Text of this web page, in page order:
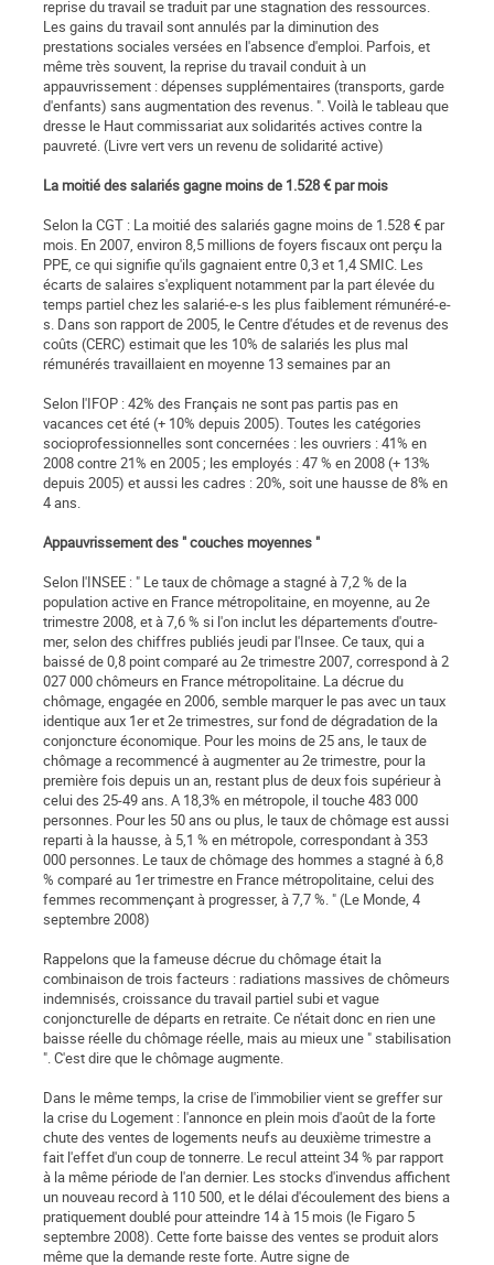
reprise du travail se traduit par une stagnation des ressources.
Les gains du travail sont annulés par la diminution des
prestations sociales versées en l'absence d'emploi. Parfois, et
même très souvent, la reprise du travail conduit à un
appauvrissement : dépenses supplémentaires (transports, garde
d'enfants) sans augmentation des revenus. ". Voilà le tableau que
dresse le Haut commissariat aux solidarités actives contre la
pauvreté. (Livre vert vers un revenu de solidarité active)
La moitié des salariés gagne moins de 1.528 € par mois
Selon la CGT : La moitié des salariés gagne moins de 1.528 € par
mois. En 2007, environ 8,5 millions de foyers fiscaux ont perçu la
PPE, ce qui signifie qu'ils gagnaient entre 0,3 et 1,4 SMIC. Les
écarts de salaires s'expliquent notamment par la part élevée du
temps partiel chez les salarié-e-s les plus faiblement rémunéré-e-
s. Dans son rapport de 2005, le Centre d'études et de revenus des
coûts (CERC) estimait que les 10% de salariés les plus mal
rémunérés travaillaient en moyenne 13 semaines par an
Selon l'IFOP : 42% des Français ne sont pas partis pas en
vacances cet été (+ 10% depuis 2005). Toutes les catégories
socioprofessionnelles sont concernées : les ouvriers : 41% en
2008 contre 21% en 2005 ; les employés : 47 % en 2008 (+ 13%
depuis 2005) et aussi les cadres : 20%, soit une hausse de 8% en
4 ans.
Appauvrissement des " couches moyennes "
Selon l'INSEE : " Le taux de chômage a stagné à 7,2 % de la
population active en France métropolitaine, en moyenne, au 2e
trimestre 2008, et à 7,6 % si l'on inclut les départements d'outre-
mer, selon des chiffres publiés jeudi par l'Insee. Ce taux, qui a
baissé de 0,8 point comparé au 2e trimestre 2007, correspond à 2
027 000 chômeurs en France métropolitaine. La décrue du
chômage, engagée en 2006, semble marquer le pas avec un taux
identique aux 1er et 2e trimestres, sur fond de dégradation de la
conjoncture économique. Pour les moins de 25 ans, le taux de
chômage a recommencé à augmenter au 2e trimestre, pour la
première fois depuis un an, restant plus de deux fois supérieur à
celui des 25-49 ans. A 18,3% en métropole, il touche 483 000
personnes. Pour les 50 ans ou plus, le taux de chômage est aussi
reparti à la hausse, à 5,1 % en métropole, correspondant à 353
000 personnes. Le taux de chômage des hommes a stagné à 6,8
% comparé au 1er trimestre en France métropolitaine, celui des
femmes recommençant à progresser, à 7,7 %. " (Le Monde, 4
septembre 2008)
Rappelons que la fameuse décrue du chômage était la
combinaison de trois facteurs : radiations massives de chômeurs
indemnisés, croissance du travail partiel subi et vague
conjoncturelle de départs en retraite. Ce n'était donc en rien une
baisse réelle du chômage réelle, mais au mieux une " stabilisation
". C'est dire que le chômage augmente.
Dans le même temps, la crise de l'immobilier vient se greffer sur
la crise du Logement : l'annonce en plein mois d'août de la forte
chute des ventes de logements neufs au deuxième trimestre a
fait l'effet d'un coup de tonnerre. Le recul atteint 34 % par rapport
à la même période de l'an dernier. Les stocks d'invendus affichent
un nouveau record à 110 500, et le délai d'écoulement des biens a
pratiquement doublé pour atteindre 14 à 15 mois (le Figaro 5
septembre 2008). Cette forte baisse des ventes se produit alors
même que la demande reste forte. Autre signe de